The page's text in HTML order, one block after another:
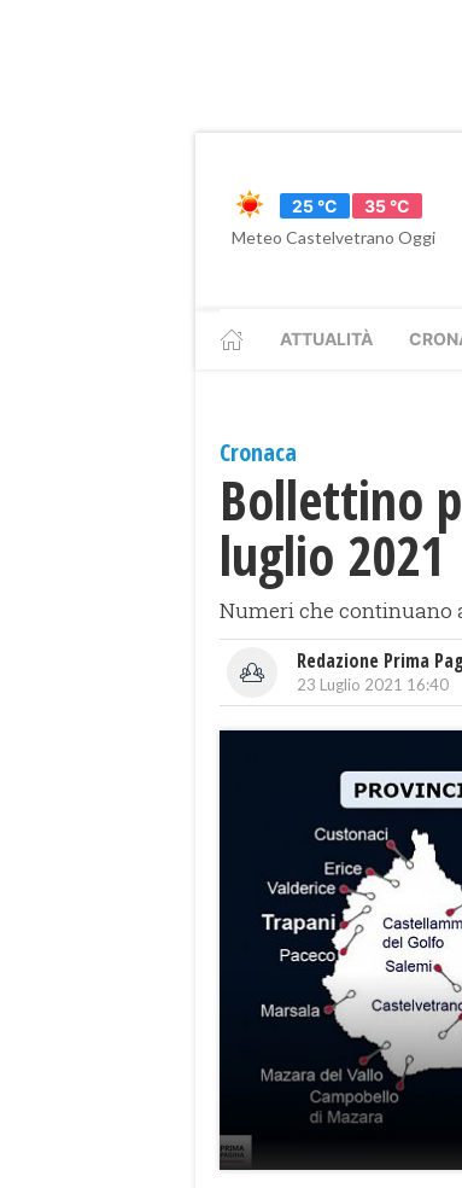
25 °C
35 °C
Meteo Castelvetrano Oggi
ATTUALITÀ
Cronaca
Bollettino
luglio 2021
Numeri che continuano
Redazione Prima
23 Luglio 2021 16:40